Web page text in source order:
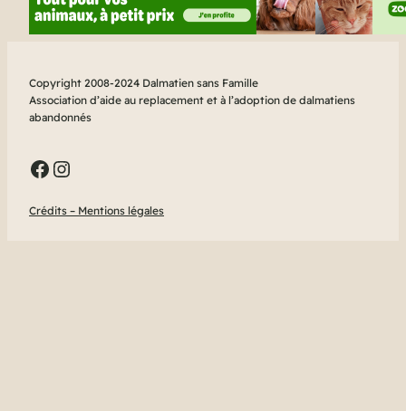
Copyright 2008-2024 Dalmatien sans Famille
Association d’aide au replacement et à l’adoption de dalmatiens
abandonnés
Facebook
Instagram
Crédits – Mentions légales